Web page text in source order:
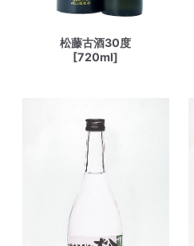
松藤古酒30度
[720ml]